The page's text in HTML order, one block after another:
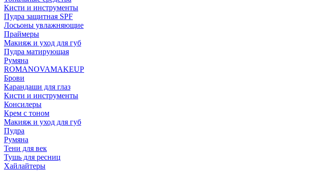
Кисти и инструменты
Пудра защитная SPF
Лосьоны увлажняющие
Праймеры
Макияж и уход для губ
Пудра матирующая
Румяна
ROMANOVAMAKEUP
Брови
Карандаши для глаз
Кисти и инструменты
Консилеры
Крем с тоном
Макияж и уход для губ
Пудра
Румяна
Тени для век
Тушь для ресниц
Хайлайтеры